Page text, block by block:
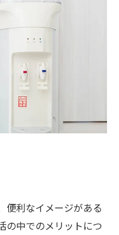
便利なイメージがある
の中でのメリットにつ